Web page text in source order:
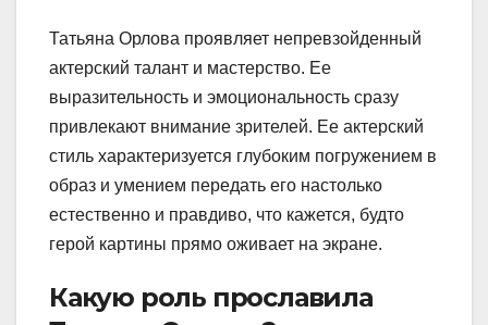
Татьяна Орлова проявляет непревзойденный
актерский талант и мастерство. Ее
выразительность и эмоциональность сразу
привлекают внимание зрителей. Ее актерский
стиль характеризуется глубоким погружением в
образ и умением передать его настолько
естественно и правдиво, что кажется, будто
герой картины прямо оживает на экране.
Какую роль прославила